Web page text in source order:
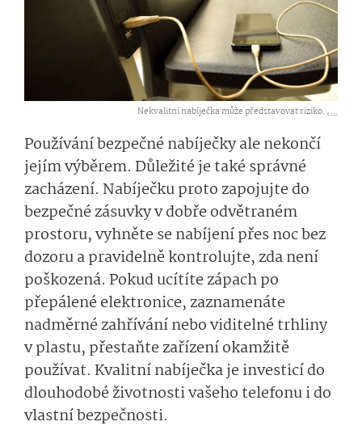
Nekvalitní nabíječka může představovat riziko. ,...
Používání bezpečné nabíječky ale nekončí
jejím výběrem. Důležité je také správné
zacházení. Nabíječku proto zapojujte do
bezpečné zásuvky v dobře odvětraném
prostoru, vyhněte se nabíjení přes noc bez
dozoru a pravidelně kontrolujte, zda není
poškozená. Pokud ucítíte zápach po
přepálené elektronice, zaznamenáte
nadměrné zahřívání nebo viditelné trhliny
v plastu, přestaňte zařízení okamžitě
používat. Kvalitní nabíječka je investicí do
dlouhodobé životnosti vašeho telefonu i do
vlastní bezpečnosti.